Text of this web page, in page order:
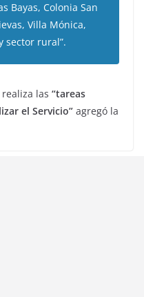
Bayas, Colonia San
Villa Mónica,
sector rural”.
las “tareas
el Servicio” agregó la